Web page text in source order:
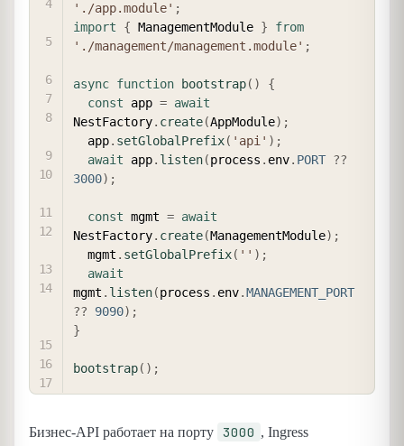
'./app.module' ;
import
{ ManagementModule }
from
'./management/management.module' ;
async function bootstrap( )
{
const app = await
NestFactory. create(AppModule) ;
  app
. setGlobalPrefix( 'api' ) ;
await app. listen(process . env. PORT ??
3000) ;
const mgmt = await
NestFactory. create(ManagementModule) ;
  mgmt
. setGlobalPrefix( '' ) ;
await
mgmt . listen(process . env.MANAGEMENT_PORT
??
9090) ;
}
bootstrap( ) ;
Бизнес-API работает на порту 3000 , Ingress